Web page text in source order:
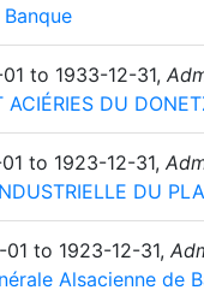
to 1933-12-31,
ACIÉRIES DU
to 1923-12-31,
DU
01 to 1923-12-31,
Alsacienne de